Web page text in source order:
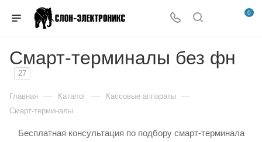
0
Смарт-терминалы без фн
27
Главная — Каталог — Кассовые аппараты —
Смарт-терминалы
Бесплатная консультация по подбору смарт-терминала